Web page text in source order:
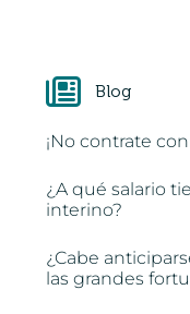
Blog
¡No contrate
¿A qué salario
interino?
¿Cabe
las grandes